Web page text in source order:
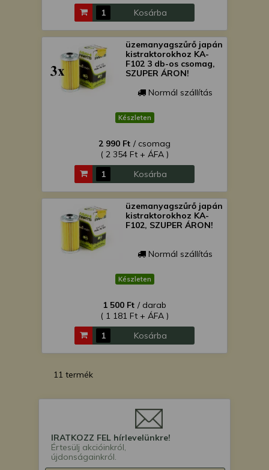
Kosárba
üzemanyagszűrő japán
kistraktorokhoz KA-
F102 3 db-os csomag,
SZUPER ÁRON!
Normál szállítás
Készleten
2 990 Ft / csomag
( 2 354 Ft + ÁFA )
Kosárba
üzemanyagszűrő japán
kistraktorokhoz KA-
F102, SZUPER ÁRON!
Normál szállítás
Készleten
1 500 Ft / darab
( 1 181 Ft + ÁFA )
Kosárba
11 termék
IRATKOZZ FEL hírlevelünkre!
Értesülj akcióinkról,
újdonságainkról.